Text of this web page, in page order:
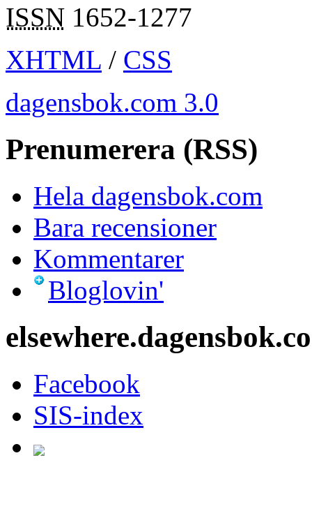
ISSN 1652-1277
XHTML / CSS
dagensbok.com 3.0
Prenumerera (RSS)
Hela dagensbok.com
Bara recensioner
Kommentarer
Bloglovin'
Facebook
SIS-index